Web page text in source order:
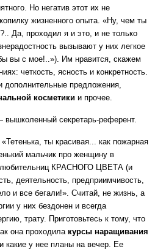
Но негатив этот их не
жизненного опыта. «Ну, чем ты
Да, проходил я и это, и не только
вызывают у них легкое
вы с мое!..»). Им нравится, скажем
четкость, ясность и конкретность.
дополнительные предложения,
косметики и прочее.
вышколенный секретарь-референт.
ты красивая... как пожарная
мальчик про женщину в
КРАСНОГО ЦВЕТА (и
деятельность, предприимчивость,
и все бегали!». Считай, не жизнь, а
у них бездонен и всегда
трату. Приготовьтесь к тому, что
она проходила курсы наращивания
какие у нее планы на вечер. Ее